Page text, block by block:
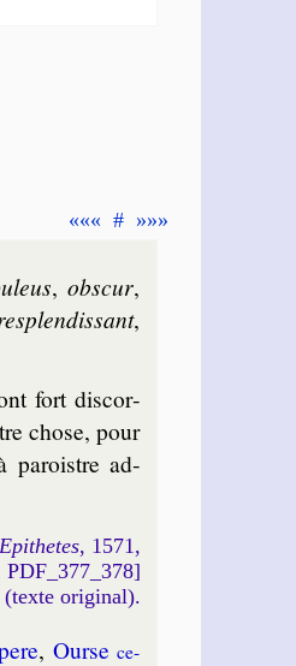
««« # »»»
,obs­cur,
,
fort dis­cor­
chose, pour
pa­roistre ad­
, 1571,
(texte original).
, Oursece­